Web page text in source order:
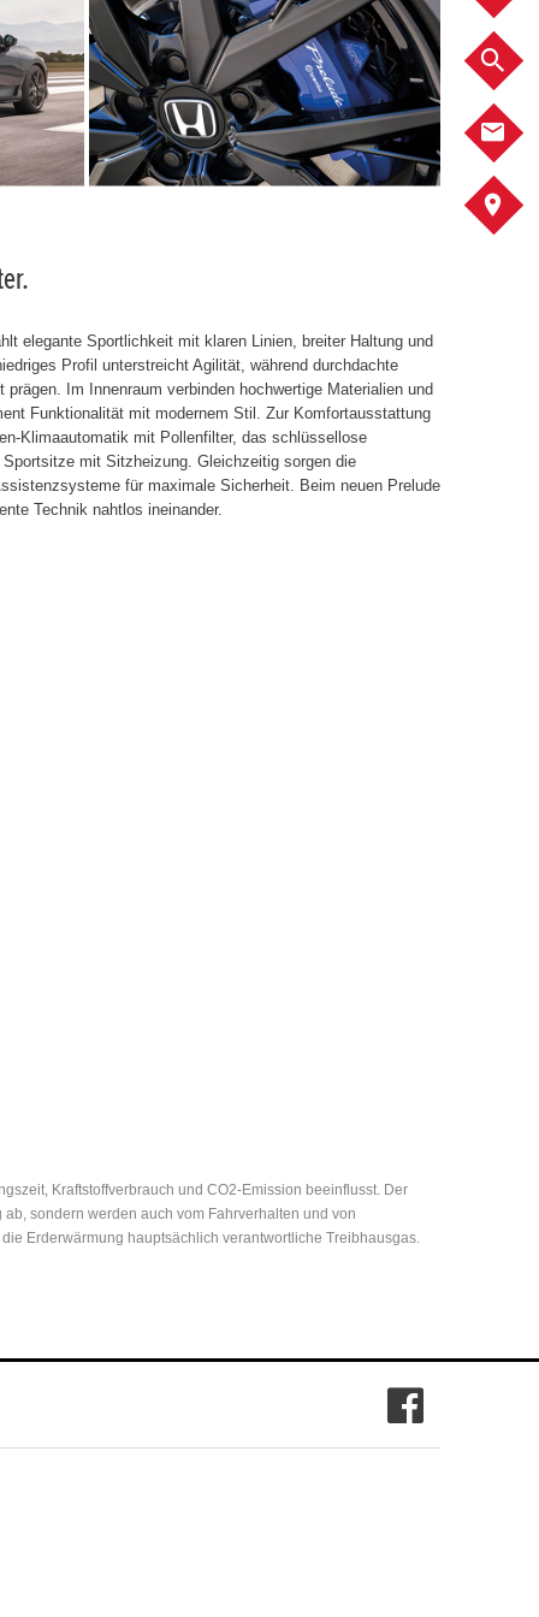
elegante Sportlichkeit mit klaren Linien, breiter Haltung und
Profil unterstreicht Agilität, während durchdachte
Im Innenraum verbinden hochwertige Materialien und
Funktionalität mit modernem Stil. Zur Komfortausstattung
Klimaautomatik mit Pollenfilter, das schlüssellose
mit Sitzheizung. Gleichzeitig sorgen die
für maximale Sicherheit. Beim neuen Prelude
Technik nahtlos ineinander.
Kraftstoffverbrauch und CO2-Emission beeinflusst. Der
sondern werden auch vom Fahrverhalten und von
Erderwärmung hauptsächlich verantwortliche Treibhausgas.